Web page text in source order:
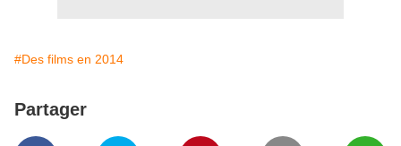
#Des films en 2014
Partager